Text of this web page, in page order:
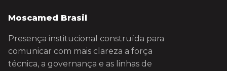
Moscamed Brasil
Presença institucional construída para
comunicar com mais clareza a força
técnica, a governança e as linhas de